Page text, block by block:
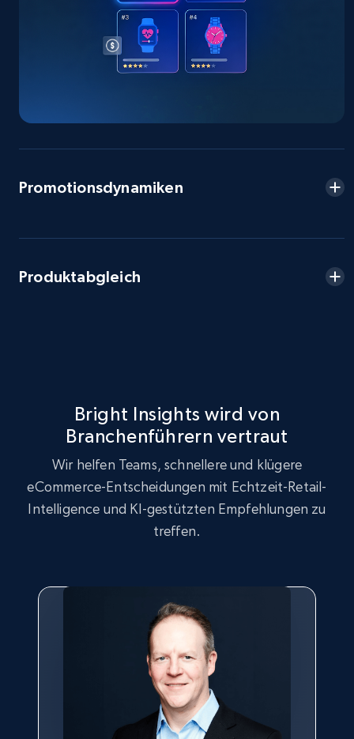
URL, Product id, Title, Seller name, Seller rating,
Seller reviews, Breadcrumbs, Root category, and
URL, Product id, Title, Seller name, Seller rating,
more.
200+ Jetzt anfangen
Google Shopping - collects products from
web using keywords
Promotionsdynamiken
Produktabgleich
Bright Insights wird von
Branchenführern vertraut
Wir helfen Teams, schnellere und klügere
eCommerce-Entscheidungen mit Echtzeit-Retail-
Intelligence und KI-gestützten Empfehlungen zu
treffen.